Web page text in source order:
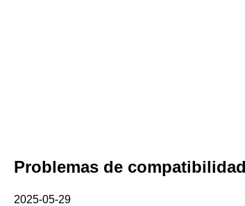
Problemas de
2025-05-29